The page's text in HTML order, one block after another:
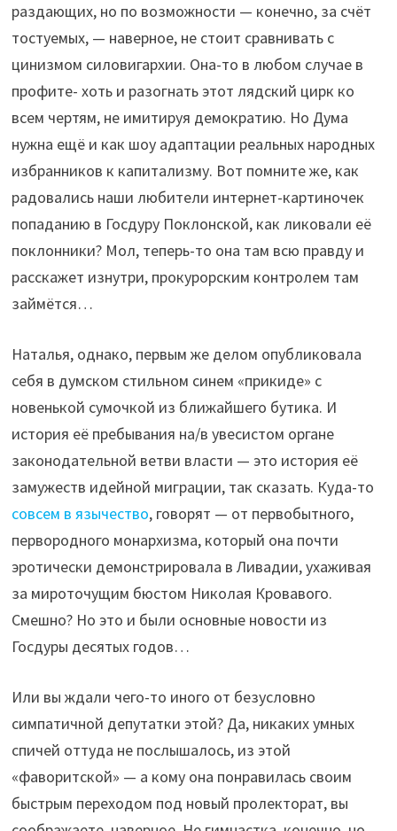
раздающих, но по возможности — конечно, за счёт
тостуемых, — наверное, не стоит сравнивать с
цинизмом силовигархии. Она-то в любом случае в
профите- хоть и разогнать этот лядский цирк ко
всем чертям, не имитируя демократию. Но Дума
нужна ещё и как шоу адаптации реальных народных
избранников к капитализму. Вот помните же, как
радовались наши любители интернет-картиночек
попаданию в Госдуру Поклонской, как ликовали её
поклонники? Мол, теперь-то она там всю правду и
расскажет изнутри, прокурорским контролем там
займётся…
Наталья, однако, первым же делом опубликовала
себя в думском стильном синем «прикиде» с
новенькой сумочкой из ближайшего бутика. И
история её пребывания на/в увесистом органе
законодательной ветви власти — это история её
замужеств идейной миграции, так сказать. Куда-то
совсем в язычество, говорят — от первобытного,
первородного монархизма, который она почти
эротически демонстрировала в Ливадии, ухаживая
за мироточущим бюстом Николая Кровавого.
Смешно? Но это и были основные новости из
Госдуры десятых годов…
Или вы ждали чего-то иного от безусловно
симпатичной депутатки этой? Да, никаких умных
спичей оттуда не послышалось, из этой
«фаворитской» — а кому она понравилась своим
быстрым переходом под новый пролекторат, вы